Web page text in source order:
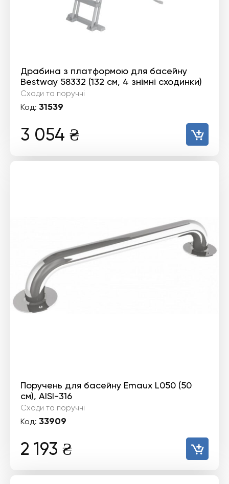
Драбина з платформою для басейну
Bestway 58332 (132 см, 4 знімні сходинки)
Сходи та поручні
Код: 31539
3 054 ₴
Поручень для басейну Emaux L050 (50
см), AISI-316
Сходи та поручні
Код: 33909
2 193 ₴